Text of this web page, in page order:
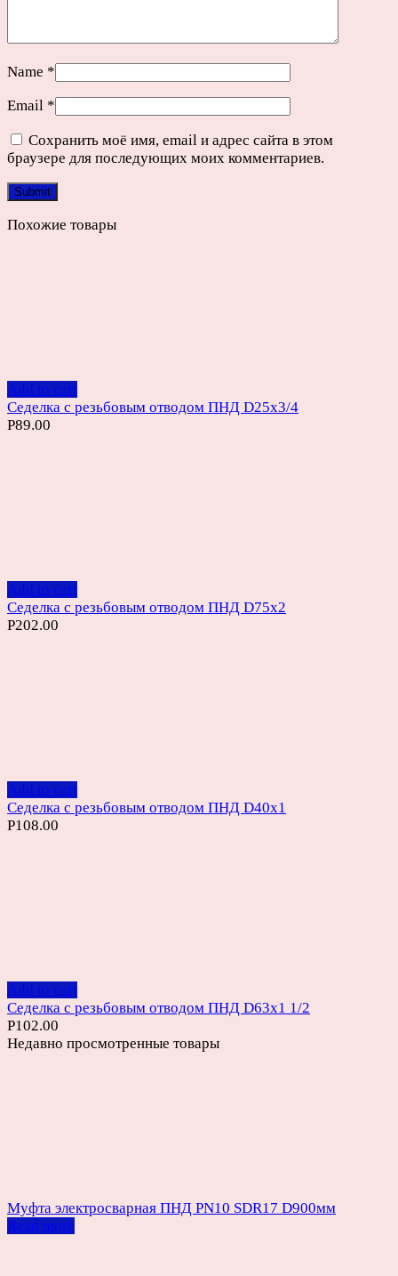
Name *
Email *
Сохранить моё имя, email и адрес сайта в этом
браузере для последующих моих комментариев.
Похожие товары
Add to cart
Седелка с резьбовым отводом ПНД D25х3/4
Р89.00
Add to cart
Седелка с резьбовым отводом ПНД D75х2
Р202.00
Add to cart
Седелка с резьбовым отводом ПНД D40х1
Р108.00
Add to cart
Седелка с резьбовым отводом ПНД D63х1 1/2
Р102.00
Недавно просмотренные товары
Муфта электросварная ПНД PN10 SDR17 D900мм
Read more